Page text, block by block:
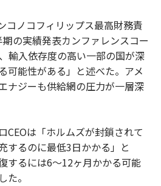
コノコフィリップス最高財務責
の実績発表カンファレンスコー
輸入依存度の高い一部の国が深
可能性がある」と述べた。アメ
ナジーも供給網の圧力が一層深
CEOは「ホルムズが封鎖されて
するのに最低3日かかる」と
するには6〜12ヶ月かかる可能
。